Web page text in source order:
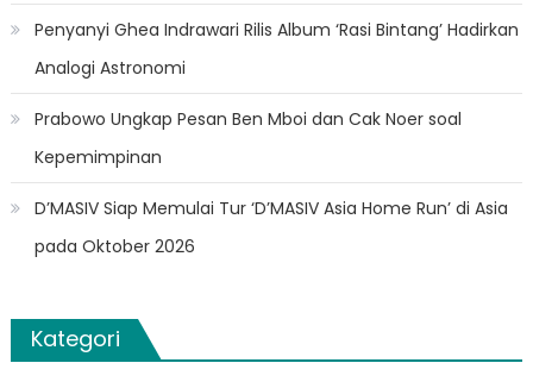
Penyanyi Ghea Indrawari Rilis Album ‘Rasi Bintang’ Hadirkan
Analogi Astronomi
Prabowo Ungkap Pesan Ben Mboi dan Cak Noer soal
Kepemimpinan
D’MASIV Siap Memulai Tur ‘D’MASIV Asia Home Run’ di Asia
pada Oktober 2026
Kategori